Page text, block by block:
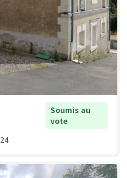
Soumis au
vote
24